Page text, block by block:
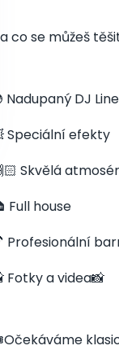
co se můžeš
Nadupaný DJ
Speciální efekty
Skvělá
Full house
Profesionální
Fotky a videa📸